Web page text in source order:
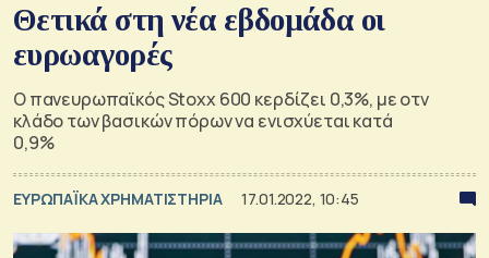
Θετικά στη νέα εβδομάδα οι
ευρωαγορές
Ο πανευρωπαϊκός Stoxx 600 κερδίζει 0,3%, με οτν
κλάδο των βασικών πόρων να ενισχύεται κατά
0,9%
ΕΥΡΩΠΑΪΚΑ ΧΡΗΜΑΤΙΣΤΗΡΙΑ 17.01.2022, 10:45